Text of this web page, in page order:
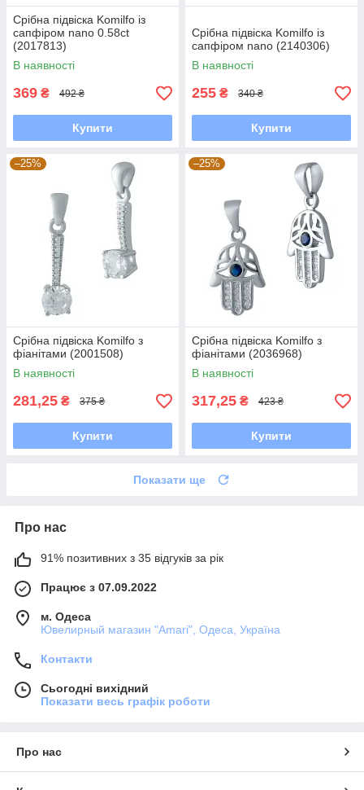
Срібна підвіска Komilfo із
сапфіром nano 0.58ct
(2017813)
В наявності
369 ₴ 492 ₴
Купити
Срібна підвіска Komilfo із
сапфіром nano (2140306)
В наявності
255 ₴ 340 ₴
Купити
–25%
Срібна підвіска Komilfo з
фіанітами (2001508)
В наявності
281,25 ₴ 375 ₴
Купити
–25%
Срібна підвіска Komilfo з
фіанітами (2036968)
В наявності
317,25 ₴ 423 ₴
Купити
Показати ще
Про нас
91% позитивних з 35 відгуків за рік
Працює з 07.09.2022
м. Одеса
Ювелирный магазин "Amari", Одеса, Україна
Контакти
Сьогодні вихідний
Показати весь графік роботи
Про нас